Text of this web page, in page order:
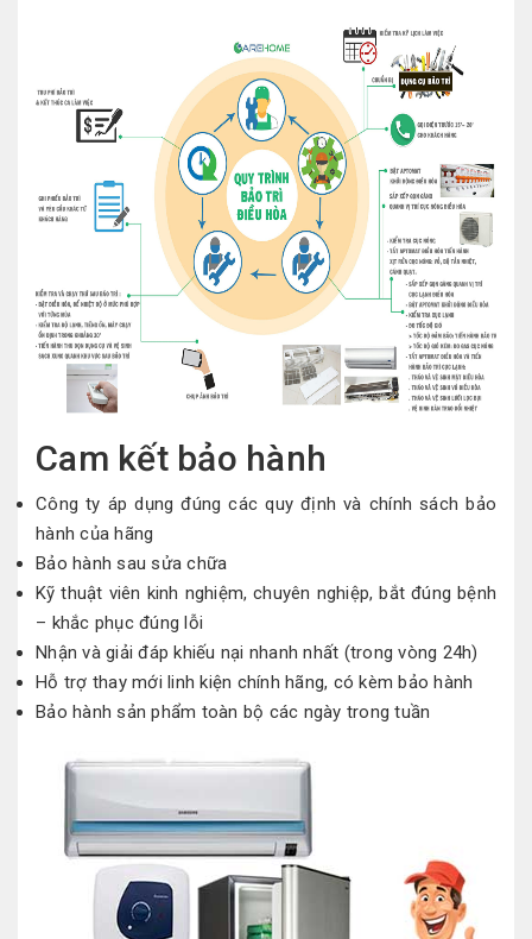
Cam kết bảo hành
Công ty áp dụng đúng các quy định và chính sách bảo
hành của hãng
Bảo hành sausửa chữa
Kỹ thuật viên kinh nghiệm, chuyên nghiệp, bắt đúng bệnh
– khắc phục đúng lỗi
Nhận và giải đáp khiếu nại nhanh nhất (trong vòng 24h)
Hỗ trợ thay mới linh kiện chính hãng, có kèm bảo hành
Bảo hànhsản phẩm toàn bộ các ngày trong tuần